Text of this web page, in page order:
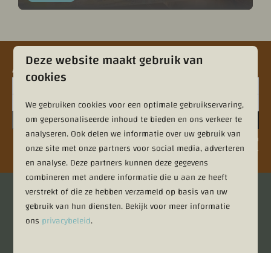
Aanmelden nieuwsbrief
Aanmelden
Beveiligd door reCaptcha,privacybeleidenservicevoorwaardenzijn van
toepassing.
Veilig betalen
Deze website maakt gebruik van
cookies
We gebruiken cookies voor een optimale gebruikservaring,
om gepersonaliseerde inhoud te bieden en ons verkeer te
analyseren. Ook delen we informatie over uw gebruik van
onze site met onze partners voor social media, adverteren
en analyse. Deze partners kunnen deze gegevens
combineren met andere informatie die u aan ze heeft
verstrekt of die ze hebben verzameld op basis van uw
gebruik van hun diensten. Bekijk voor meer informatie
ons privacybeleid.